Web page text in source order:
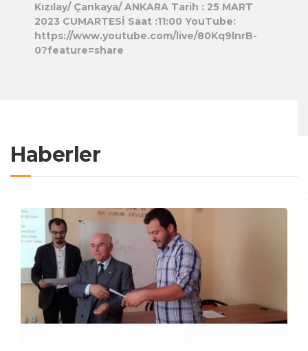
Kızılay/ Çankaya/ ANKARA Tarih : 25 MART
2023 CUMARTESİ Saat :11:00 YouTube:
https://www.youtube.com/live/80Kq9lnrB-
0?feature=share
Haberler